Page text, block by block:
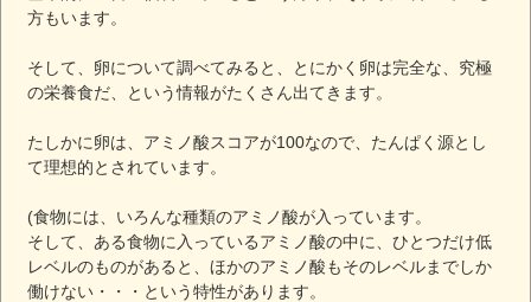
方もいます。
そして、卵について調べてみると、とにかく卵は完全な、究極
の栄養食だ、という情報がたくさん出てきます。
たしかに卵は、アミノ酸スコアが100なので、たんぱく源とし
て理想的とされています。
(食物には、いろんな種類のアミノ酸が入っています。
そして、ある食物に入っているアミノ酸の中に、ひとつだけ低
レベルのものがあると、ほかのアミノ酸もそのレベルまでしか
働けない・・・という特性があります。